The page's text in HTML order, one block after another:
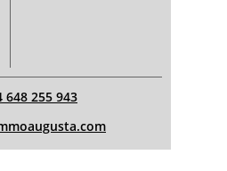
648 255 943